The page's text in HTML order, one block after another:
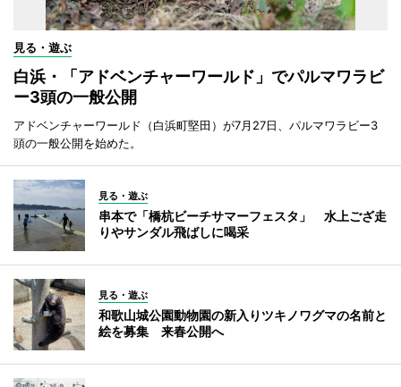
見る・遊ぶ
白浜・「アドベンチャーワールド」でパルマワラビ
ー3頭の一般公開
アドベンチャーワールド（白浜町堅田）が7月27日、パルマワラビー3
頭の一般公開を始めた。
見る・遊ぶ
串本で「橋杭ビーチサマーフェスタ」 水上ござ走
りやサンダル飛ばしに喝采
見る・遊ぶ
和歌山城公園動物園の新入りツキノワグマの名前と
絵を募集 来春公開へ